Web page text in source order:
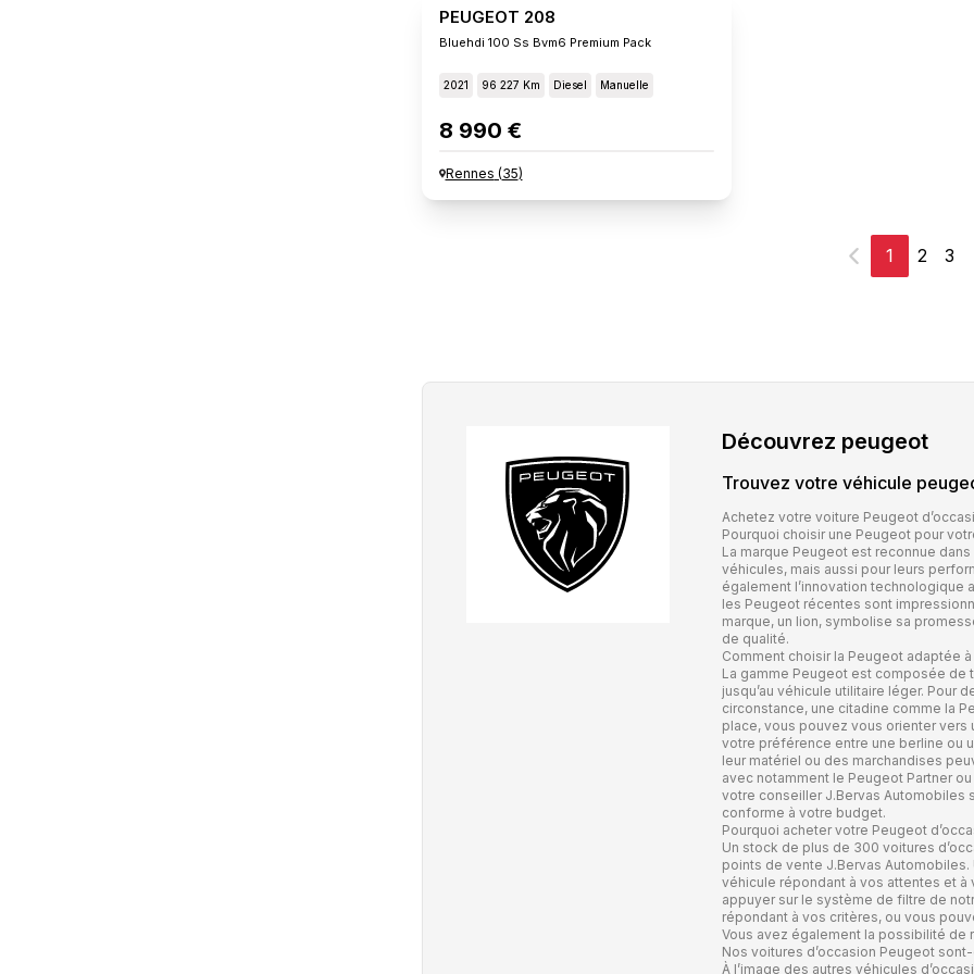
PEUGEOT 208
Bluehdi 100 Ss Bvm6 Premium Pack
2021 96 227 Km Diesel Manuelle
8 990 €
Rennes (35)
Précédent
1 2 3
Découvrez peugeot
Trouvez votre véhicule
Achetez votre voiture Peugeot
Pourquoi choisir une Peugeot pour
La marque Peugeot est reconnue
véhicules, mais aussi pour leurs
également l’innovation technologique
les Peugeot récentes sont
marque, un lion, symbolise sa
de qualité.
Comment choisir la Peugeot adaptée
La gamme Peugeot est composée de
jusqu’au véhicule utilitaire léger. Pour
circonstance, une citadine comme la
place, vous pouvez vous orienter
votre préférence entre une berline ou
leur matériel ou des marchandises
avec notamment le Peugeot Partner
votre conseiller J.Bervas Automobiles
conforme à votre budget.
Pourquoi acheter votre Peugeot
Un stock de plus de 300 voitures
points de vente J.Bervas
véhicule répondant à vos attentes et
appuyer sur le système de filtre de
répondant à vos critères, ou vous
Vous avez également la possibilité de
Nos voitures d’occasion Peugeot
À l’image des autres véhicules